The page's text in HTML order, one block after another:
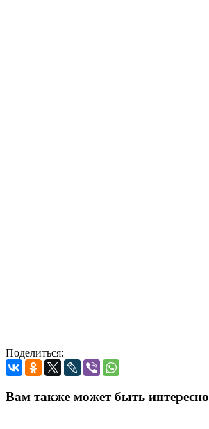
Поделиться:
Вам также может быть интересно